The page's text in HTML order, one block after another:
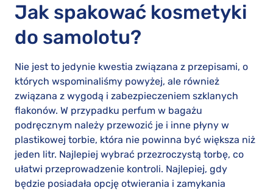
Jak spakować kosmetyki
do samolotu?
Nie jest to jedynie kwestia związana z przepisami, o
których wspominaliśmy powyżej, ale również
związana z wygodą i zabezpieczeniem szklanych
flakonów. W przypadku perfum w bagażu
podręcznym należy przewozić je i inne płyny w
plastikowej torbie, która nie powinna być większa niż
jeden litr. Najlepiej wybrać przezroczystą torbę, co
ułatwi przeprowadzenie kontroli. Najlepiej, gdy
będzie posiadała opcję otwierania i zamykania